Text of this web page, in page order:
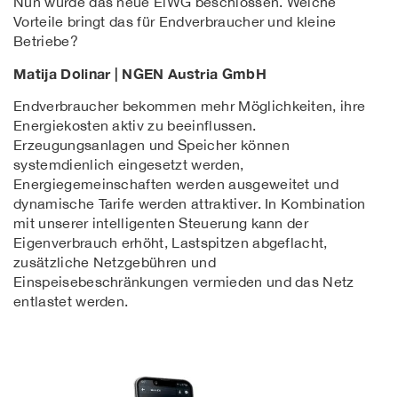
Vorteile bringt das für Endverbraucher und kleine
Betriebe?
Matija Dolinar | NGEN Austria GmbH
Endverbraucher bekommen mehr Möglichkeiten, ihre
Energiekosten aktiv zu beeinflussen.
Erzeugungsanlagen und Speicher können
systemdienlich eingesetzt werden,
Energiegemeinschaften werden ausgeweitet und
dynamische Tarife werden attraktiver. In Kombination
mit unserer intelligenten Steuerung kann der
Eigenverbrauch erhöht, Lastspitzen abgeflacht,
zusätzliche Netzgebühren und
Einspeisebeschränkungen vermieden und das Netz
entlastet werden.